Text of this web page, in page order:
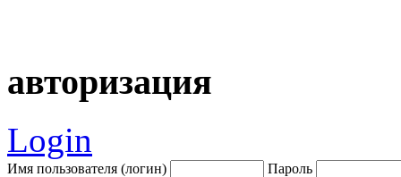
авторизация
Login
Имя пользователя (логин) Пароль